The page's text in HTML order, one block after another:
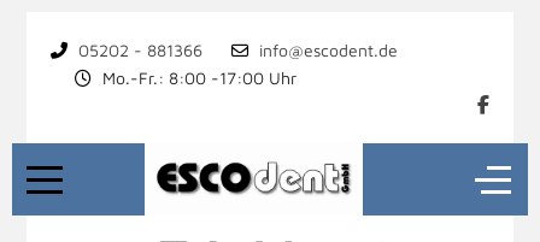
05202 - 881366
info@escodent.de
Mo.-Fr.: 8:00 -17:00 Uhr